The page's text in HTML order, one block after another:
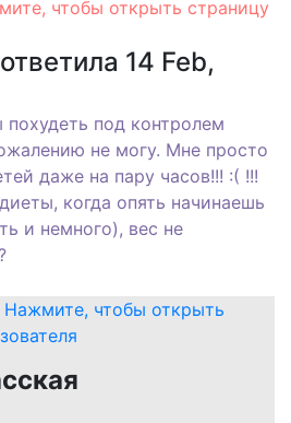
ответила 14 Feb,
похудеть под контролем
не могу. Мне просто
даже на пару часов!!! :( !!!
когда опять начинаешь
и немного), вес не